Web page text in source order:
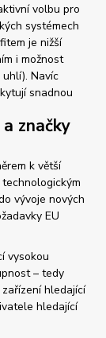
volbu pro
systémech
je nižší
i možnost
Navíc
snadnou
značky
k větší
vývoje nových
EU
vysokou
– tedy
hledající
hledající